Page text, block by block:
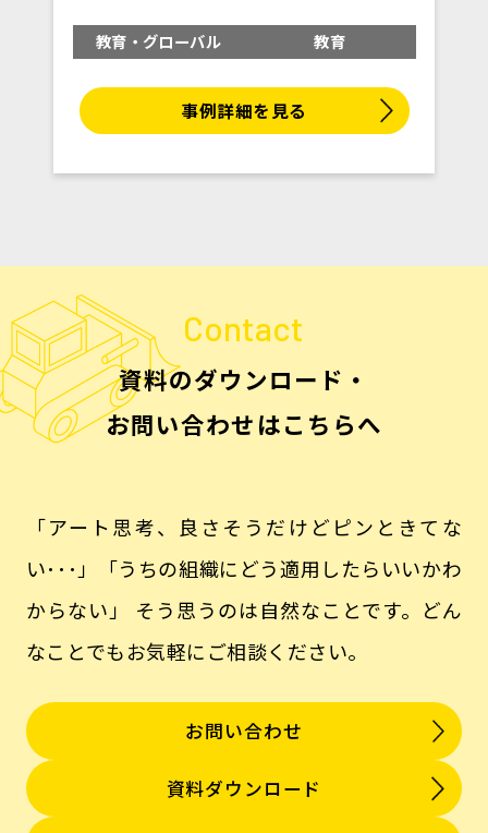
教育・グローバル 教育
事例詳細を見る
Contact
資料のダウンロード・
お問い合わせはこちらへ
「アート思考、良さそうだけどピンときてな
い･･･」「うちの組織にどう適用したらいいかわ
からない」
そう思うのは自然なことです。どん
なことでもお気軽にご相談ください。
お問い合わせ
資料ダウンロード